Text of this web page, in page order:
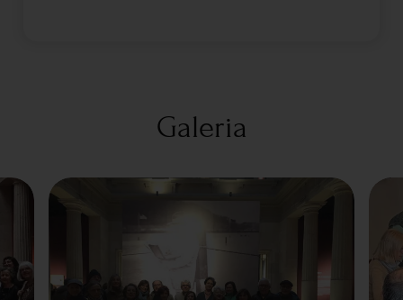
Galeria